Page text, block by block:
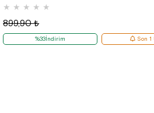
★ ★ ★ ★ ★
899,90 ₺
%33İndirim Son 1